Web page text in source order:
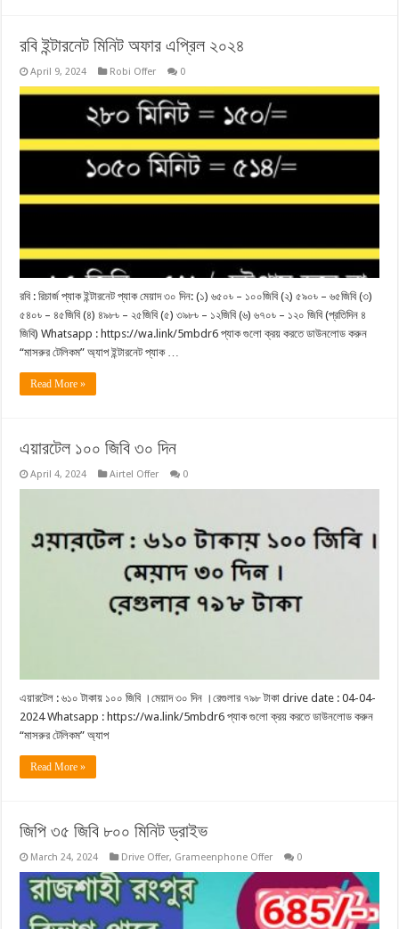
রবি ইন্টারনেট মিনিট অফার এপ্রিল ২০২৪
April 9, 2024 Robi Offer 0
রবি : রিচার্জ প্যাক ইন্টারনেট প্যাক মেয়াদ ৩০ দিন: (১) ৬৫০৳ – ১০০জিবি (২) ৫৯০৳ – ৬৫জিবি (৩)
৫৪০৳ – ৪৫জিবি (৪) ৪৯৮৳ – ২৫জিবি (৫) ৩৯৮৳ – ১২জিবি (৬) ৬৭০৳ – ১২০ জিবি (প্রতিদিন ৪
জিবি) Whatsapp : https://wa.link/5mbdr6 প্যাক গুলো ক্রয় করতে ডাউনলোড করুন
“মাসরুর টেলিকম” অ্যাপ ইন্টারনেট প্যাক …
Read More »
এয়ারটেল ১০০ জিবি ৩০ দিন
April 4, 2024 Airtel Offer 0
এয়ারটেল : ৬১০ টাকায় ১০০ জিবি ।মেয়াদ ৩০ দিন ।রেগুলার ৭৯৮ টাকা drive date : 04-04-
2024 Whatsapp : https://wa.link/5mbdr6 প্যাক গুলো ক্রয় করতে ডাউনলোড করুন
“মাসরুর টেলিকম” অ্যাপ
Read More »
জিপি ৩৫ জিবি ৮০০ মিনিট ড্রাইভ
March 24, 2024 Drive Offer, Grameenphone Offer 0